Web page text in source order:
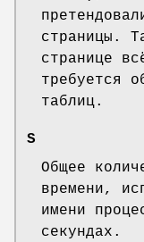
страницы.
странице
требуется
таблиц.
S
Общее
времени,
имени
секундах.